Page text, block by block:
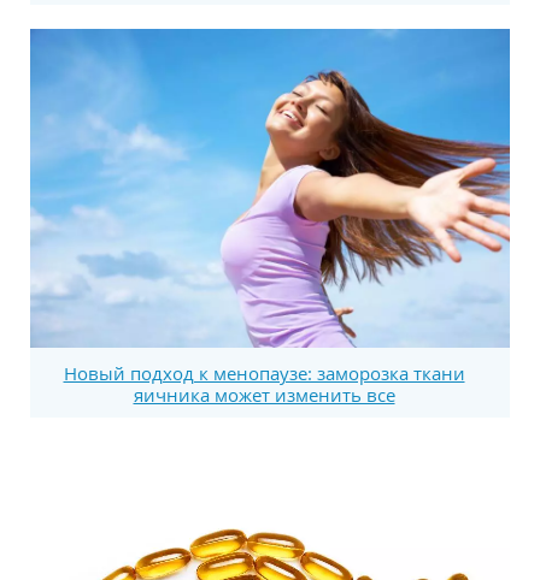
Новый подход к менопаузе: заморозка ткани
яичника может изменить все